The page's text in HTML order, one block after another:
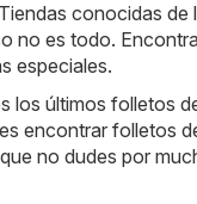
conocidas de
no es todo.
especiales.
los últimos folletos
encontrar folletos
no dudes por